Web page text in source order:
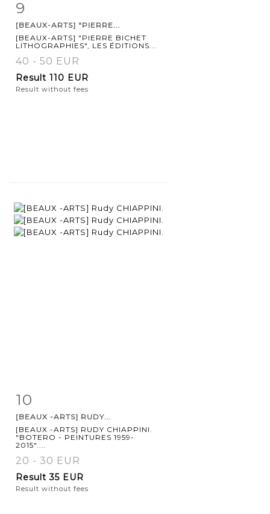
9
[BEAUX-ARTS] "PIERRE...
[BEAUX-ARTS] "PIERRE BICHET
LITHOGRAPHIES", LES ÉDITIONS...
40 - 50 EUR
Result 110 EUR
Result without fees
Item detail
10
[BEAUX -ARTS] RUDY...
[BEAUX -ARTS] RUDY CHIAPPINI.
"BOTERO - PEINTURES 1959-
2015"....
20 - 30 EUR
Result35 EUR
Result without fees